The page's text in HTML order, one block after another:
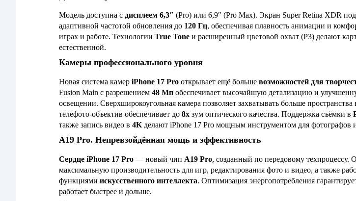
Модель доступна с дисплеем 6,3″ (Pro) или 6,9″ (Pro Max). Экран Super Retina XDR
адаптивной частотой обновления до 120 Гц, обеспечивая плавность анимации и
играх и работе. Технологии True Tone и расширенный цветовой охват (P3) делают
естественной.
Камеры профессионального уровня
Новая система камер iPhone 17 Pro открывает ещё больше возможностей для
Fusion Main с разрешением 48 Мп обеспечивает высочайшую детализацию и
освещении. Сверхширокоугольная камера позволяет захватывать больше
телефото-объектив обеспечивает до 8x зум оптического качества. Поддержка съёмки в
также запись видео в 4K делают iPhone 17 Pro мощным инструментом для фотографов
A19 Pro. Непревзойдённая мощь и эффективность
Сердце iPhone 17 Pro — новый чип A19 Pro, созданный по передовому техпроцессу.
максимальную производительность для игр, редактирования фото и видео, а также
функциями искусственного интеллекта. Оптимизация энергопотребления
работает быстрее и дольше.